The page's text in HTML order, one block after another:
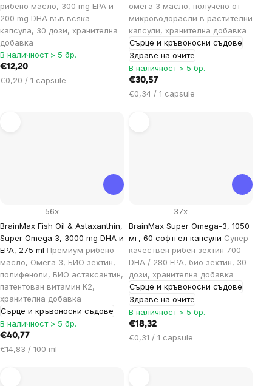
рибено масло, 300 mg EPA и
200 mg DHA във всяка
капсула, 30 дози, хранителна
добавка
В наличност > 5 бр.
€12,20
Цена
€0,20 / 1 capsule
омега 3 масло, получено от
микроводорасли в растителни
капсули, хранителна добавка
Сърце и кръвоносни съдове
Здраве на очите
В наличност > 5 бр.
€30,57
Цена
€0,34 / 1 capsule
BrainMax Fish Oil & Astaxanthin,
Super Omega 3, 3000 mg DHA и
EPA, 275 ml Премиум рибено
масло, Омега 3, БИО зехтин,
полифеноли, БИО астаксантин,
патентован витамин K2,
хранителна добавка
Сърце и кръвоносни съдове
56x
В наличност > 5 бр.
€40,77
Цена
€14,83 / 100 ml
BrainMax Super Omega-3, 1050
мг, 60 софтгел капсули Супер
качествен рибен зехтин 700
DHA / 280 EPA, био зехтин, 30
дози, хранителна добавка
Сърце и кръвоносни съдове
Здраве на очите
37x
В наличност > 5 бр.
€18,32
Цена
€0,31 / 1 capsule